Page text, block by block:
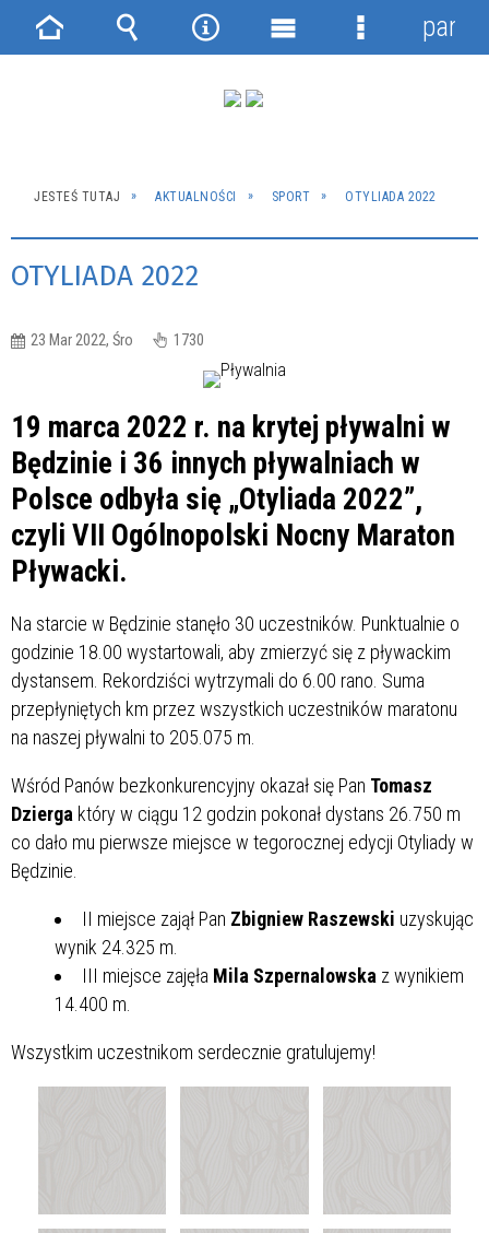
JESTEŚ TUTAJ AKTUALNOŚCI SPORT OTYLIADA 2022
OTYLIADA 2022
23 Mar 2022, Śro 1730
19 marca 2022 r. na krytej pływalni w
Będzinie i 36 innych pływalniach w
Polsce odbyła się „Otyliada 2022”,
czyli VII Ogólnopolski Nocny Maraton
Pływacki.
Na starcie w Będzinie stanęło 30 uczestników. Punktualnie o
godzinie 18.00 wystartowali, aby zmierzyć się z pływackim
dystansem. Rekordziści wytrzymali do 6.00 rano. Suma
przepłyniętych km przez wszystkich uczestników maratonu
na naszej pływalni to 205.075 m.
Wśród Panów bezkonkurencyjny okazał się Pan Tomasz
Dzierga który w ciągu 12 godzin pokonał dystans 26.750 m
co dało mu pierwsze miejsce w tegorocznej edycji Otyliady w
Będzinie.
II miejsce zajął Pan Zbigniew Raszewski uzyskując
wynik 24.325 m.
III miejsce zajęła Mila Szpernalowska z wynikiem
14.400 m.
Wszystkim uczestnikom serdecznie gratulujemy!
Strona Wyszukiwarka
NarzędziaMenu
Menu
panel